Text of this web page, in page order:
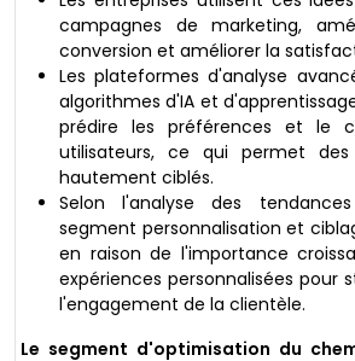
campagnes de marketing,
conversion et améliorer la
Les plateformes d'analyse
algorithmes d'IA et
prédire les préférences et le
utilisateurs, ce qui permet
hautement ciblés.
Selon l'analyse des
segment personnalisation et
en raison de l'importance
expériences personnalisées pour
l'engagement de la clientèle.
Le segment d'optimisation du